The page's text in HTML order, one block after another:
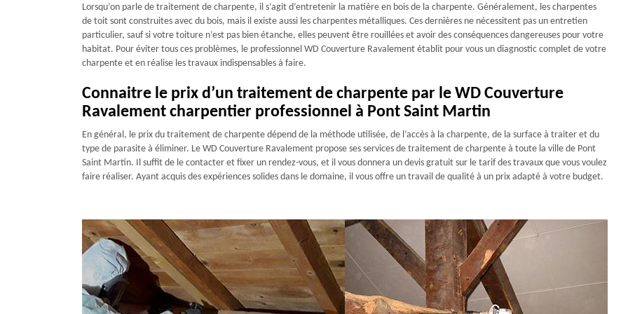
Lorsqu’on parle de traitement de charpente, il s’agit d’entretenir la matière en bois de la charpente. Généralement, les charpentes
de toit sont construites avec du bois, mais il existe aussi les charpentes métalliques. Ces dernières ne nécessitent pas un entretien
particulier, sauf si votre toiture n’est pas bien étanche, elles peuvent être rouillées et avoir des conséquences dangereuses pour votre
habitat. Pour éviter tous ces problèmes, le professionnel WD Couverture Ravalement établit pour vous un diagnostic complet de votre
charpente et en réalise les travaux indispensables à faire.
Connaitre le prix d’un traitement de charpente par le WD Couverture
Ravalement charpentier professionnel à Pont Saint Martin
En général, le prix du traitement de charpente dépend de la méthode utilisée, de l’accès à la charpente, de la surface à traiter et du
type de parasite à éliminer. Le WD Couverture Ravalement propose ses services de traitement de charpente à toute la ville de Pont
Saint Martin. Il suffit de le contacter et fixer un rendez-vous, et il vous donnera un devis gratuit sur le tarif des travaux que vous voulez
faire réaliser. Ayant acquis des expériences solides dans le domaine, il vous offre un travail de qualité à un prix adapté à votre budget.